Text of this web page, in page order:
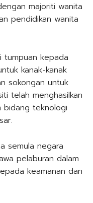
majoriti wanita
pendidikan wanita
tumpuan kepada
kanak-kanak
sokongan untuk
telah menghasilkan
bidang teknologi
semula negara
pelaburan dalam
keamanan dan